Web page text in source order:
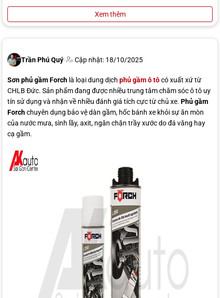
Trần Phú Quý· Cập nhật: 18/10/2025
Sơn phủ gầm Forch là loại dung dịch phủ gầm ô tôcó xuất xứ từ
CHLB Đức. Sản phẩm đang được nhiều trung tâm chăm sóc ô tô uy
tín sử dụng và nhận về nhiều đánh giá tích cực từ chủ xe. Phủ gầm
Forchchuyên dụng bảo vệ dàn gầm, hốc bánh xe khỏi sự ăn mòn
của nước mưa, sình lầy, axit, ngăn chặn trầy xước do đá văng hay
cạ gầm.
Xem thêm